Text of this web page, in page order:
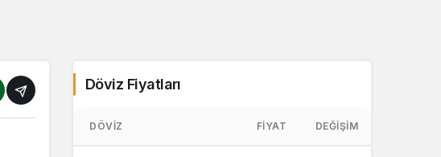
Döviz Fiyatları
DÖVIZ FIYAT DEĞIŞIM